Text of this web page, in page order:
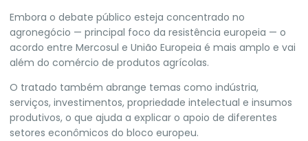
Embora o debate público esteja concentrado no
agronegócio — principal foco da resistência europeia — o
acordo entre Mercosul e União Europeia é mais amplo e vai
além do comércio de produtos agrícolas.
O tratado também abrange temas como indústria,
serviços, investimentos, propriedade intelectual e insumos
produtivos, o que ajuda a explicar o apoio de diferentes
setores econômicos do bloco europeu.